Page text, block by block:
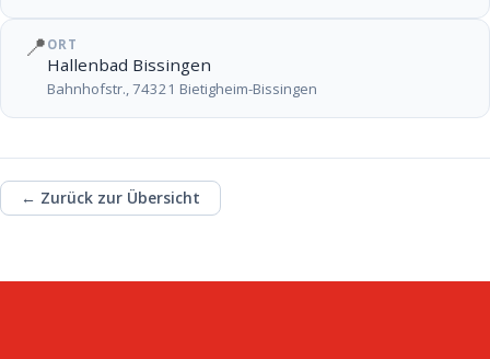
📍 ORT
Hallenbad Bissingen
Bahnhofstr., 74321 Bietigheim-Bissingen
← Zurück zur Übersicht